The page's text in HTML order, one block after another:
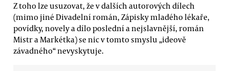
Z toho lze usuzovat, že v dalších autorových dílech
(mimo jiné Divadelní román, Zápisky mladého lékaře,
povídky, novely a dílo poslední a nejslavnější, román
Mistr a Markétka) se nic v tomto smyslu „ideově
závadného“ nevyskytuje.